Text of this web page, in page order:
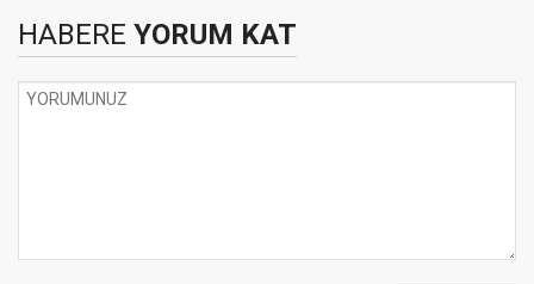
HABERE YORUM KAT